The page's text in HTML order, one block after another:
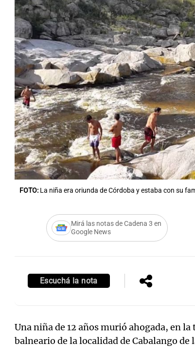
FOTO: La niña era oriunda de Córdoba y estaba con su
Mirá las notas de Cadena 3 en
Google News
Escuchá la nota
Una niña de 12 años murió ahogada, en
balneario de la localidad de Cabalango de
Notas
Editorial
Notas
Mundial 2026